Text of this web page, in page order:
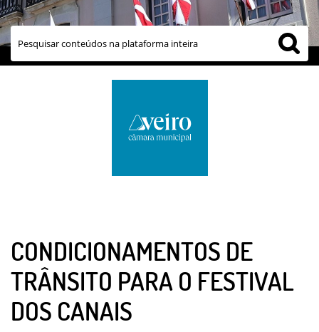
CONDICIONAMENTOS DE
TRÂNSITO PARA O FESTIVAL
DOS CANAIS